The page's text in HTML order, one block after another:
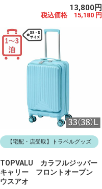
13,800円
税込価格 15,180 円
【宅配・店受取】トラベルグッズ
TOPVALU カラフルジッパー
キャリー フロントオープン
ウスアオ